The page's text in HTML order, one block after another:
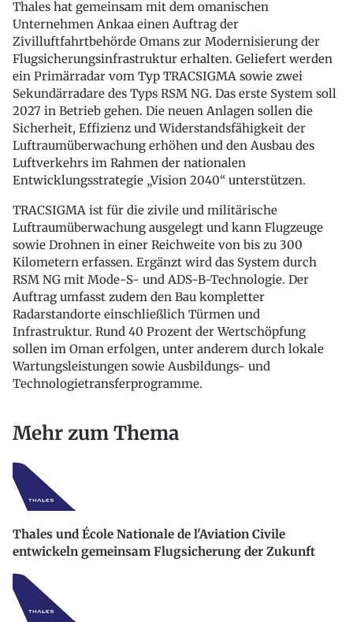
Thales hat gemeinsam mit dem omanischen
Unternehmen Ankaa einen Auftrag der
Zivilluftfahrtbehörde Omans zur Modernisierung der
Flugsicherungsinfrastruktur erhalten. Geliefert werden
ein Primärradar vom Typ TRACSIGMA sowie zwei
Sekundärradare des Typs RSM NG. Das erste System soll
2027 in Betrieb gehen. Die neuen Anlagen sollen die
Sicherheit, Effizienz und Widerstandsfähigkeit der
Luftraumüberwachung erhöhen und den Ausbau des
Luftverkehrs im Rahmen der nationalen
Entwicklungsstrategie „Vision 2040“ unterstützen.
TRACSIGMA ist für die zivile und militärische
Luftraumüberwachung ausgelegt und kann Flugzeuge
sowie Drohnen in einer Reichweite von bis zu 300
Kilometern erfassen. Ergänzt wird das System durch
RSM NG mit Mode-S- und ADS-B-Technologie. Der
Auftrag umfasst zudem den Bau kompletter
Radarstandorte einschließlich Türmen und
Infrastruktur. Rund 40 Prozent der Wertschöpfung
sollen im Oman erfolgen, unter anderem durch lokale
Wartungsleistungen sowie Ausbildungs- und
Technologietransferprogramme.
Mehr zum Thema
Thales und École Nationale de l'Aviation Civile
entwickeln gemeinsam Flugsicherung der Zukunft